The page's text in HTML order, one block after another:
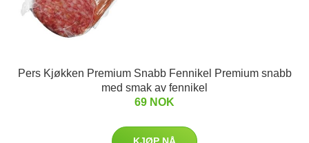
Pers Kjøkken Premium Snabb Fennikel Premium snabb
med smak av fennikel
69 NOK